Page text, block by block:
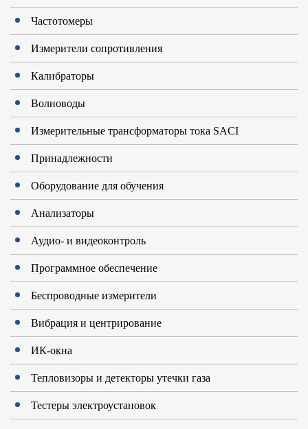
Частотомеры
Измерители сопротивления
Калибраторы
Волноводы
Измерительные трансформаторы тока SACI
Принадлежности
Оборудование для обучения
Анализаторы
Аудио- и видеоконтроль
Программное обеспечение
Беспроводные измерители
Вибрация и центрирование
ИК-окна
Тепловизоры и детекторы утечки газа
Тестеры электроустановок